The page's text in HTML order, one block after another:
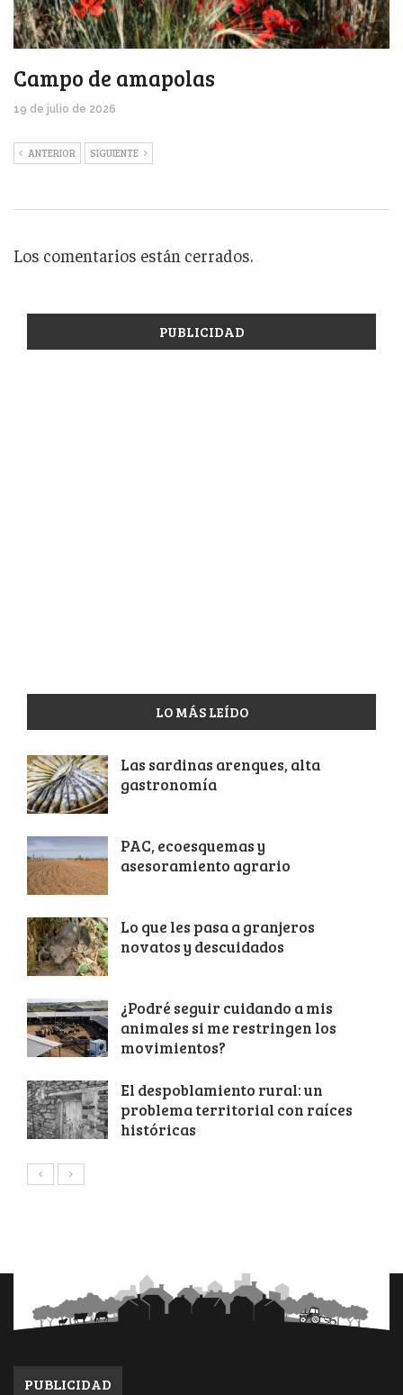
Campo de amapolas
19 de julio de 2026
ANTERIOR SIGUIENTE
Los comentarios están cerrados.
PUBLICIDAD
LO MÁS LEÍDO
Las sardinas arenques, alta
gastronomía
PAC, ecoesquemas y
asesoramiento agrario
Lo que les pasa a granjeros
novatos y descuidados
¿Podré seguir cuidando a mis
animales si me restringen los
movimientos?
El despoblamiento rural: un
problema territorial con raíces
históricas
PUBLICIDAD